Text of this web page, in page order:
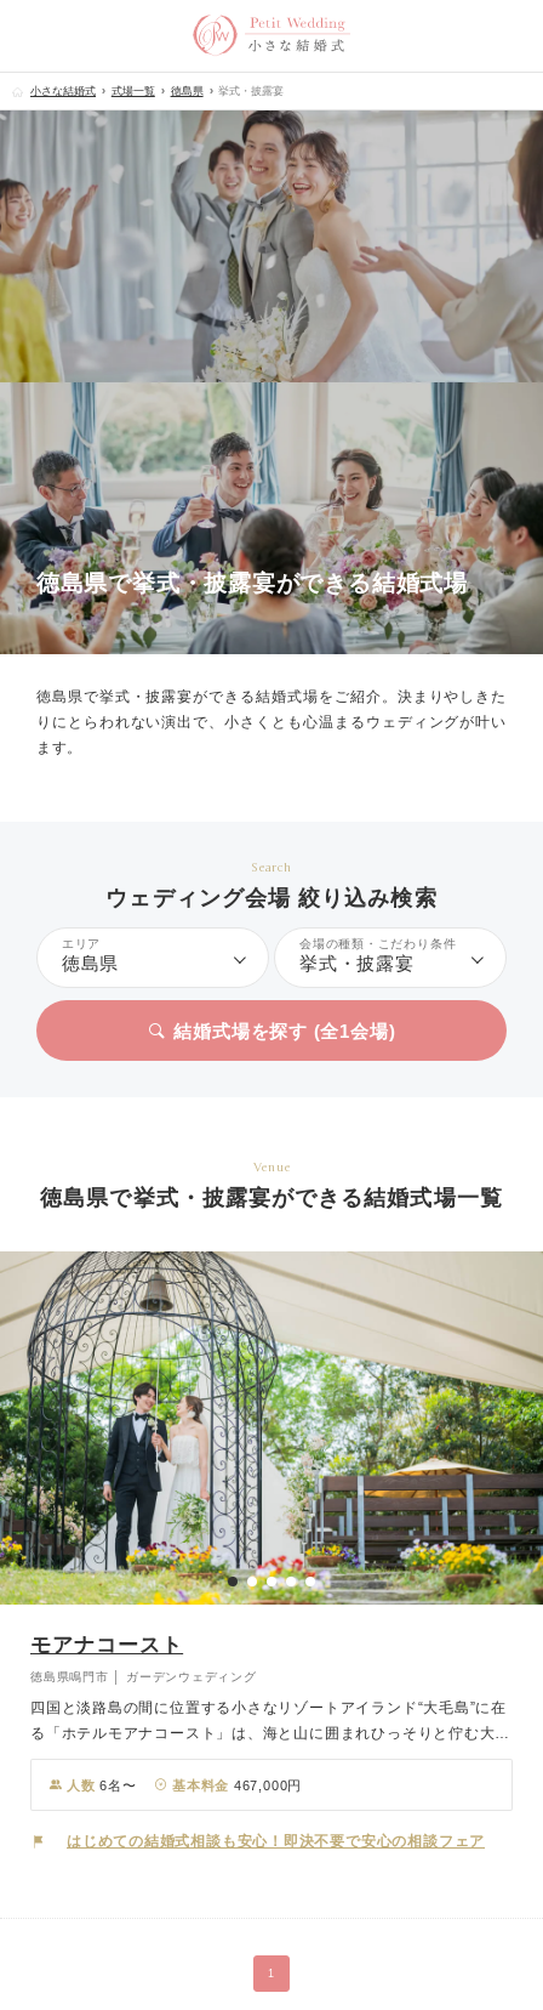
小さな結婚式 式場一覧 徳島県 挙式・披露宴
徳島県で挙式・披露宴ができる結婚式場
徳島県で挙式・披露宴ができる結婚式場をご紹介。 決まりやしきた
りにとらわれない演出で、小さくとも心温まるウェディングが叶い
ます。
Search
ウェディング会場 絞り込み検索
エリア
徳島県
会場の種類・こだわり条件
挙式・披露宴
結婚式場を探す (全1会場)
Venue
徳島県で挙式・披露宴ができる結婚式場一覧
モアナコースト
徳島県鳴門市 │ ガーデンウェディング
四国と淡路島の間に位置する小さなリゾートアイランド“大毛島”に在
る「ホテルモアナコースト」は、海と山に囲まれひっそりと佇む大人
の隠れ家リゾートホテル。そんな自然溢れる鳴門の地で高い青空と美
しく広がる海、緑萌ゆる山々に包まれ叶うのが、一日一組限定のガー
デンチャペルウェディング！挙式後のパーティーでは天然鳴門鯛や阿
波牛、阿波地鶏。有機野菜など地元のこだわり食材を活かしたイタリ
人数 6名〜 基本料金 467,000円
はじめての結婚式相談も安心！即決不要で安心の相談フェア
1